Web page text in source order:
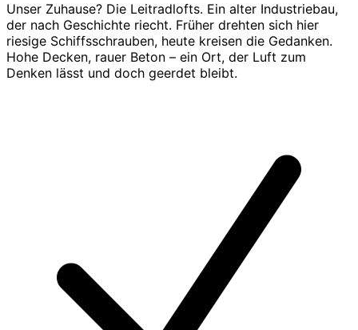
Unser Zuhause? Die Leitradlofts. Ein alter Industriebau,
der nach Geschichte riecht. Früher drehten sich hier
riesige Schiffsschrauben, heute kreisen die Gedanken.
Hohe Decken, rauer Beton – ein Ort, der Luft zum
Denken lässt und doch geerdet bleibt.